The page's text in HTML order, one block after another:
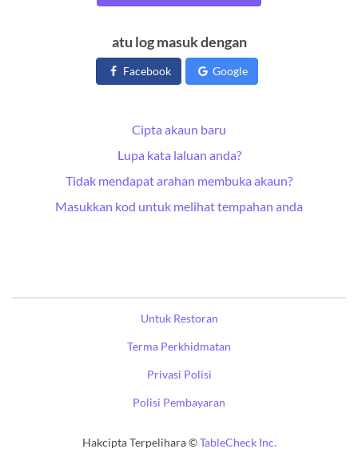
atu log masuk dengan
Facebook Google
Cipta akaun baru
Lupa kata laluan anda?
Tidak mendapat arahan membuka akaun?
Masukkan kod untuk melihat tempahan anda
Untuk Restoran
Terma Perkhidmatan
Privasi Polisi
Polisi Pembayaran
Hakcipta Terpelihara ©TableCheck Inc.